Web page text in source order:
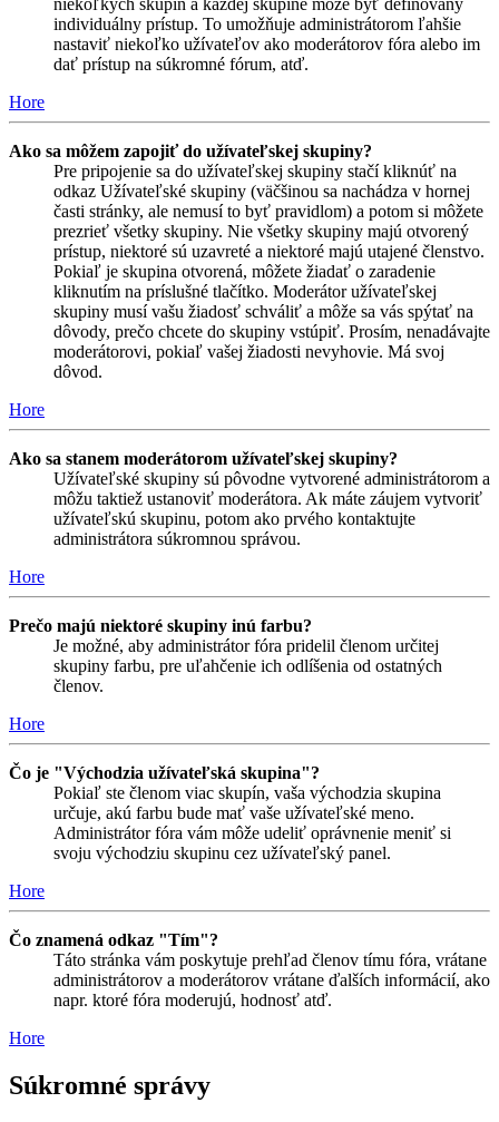
niekoľkých skupín a každej skupine môže byť definovaný
individuálny prístup. To umožňuje administrátorom ľahšie
nastaviť niekoľko užívateľov ako moderátorov fóra alebo im
dať prístup na súkromné fórum, atď.
Hore
Ako sa môžem zapojiť do užívateľskej skupiny?
Pre pripojenie sa do užívateľskej skupiny stačí kliknúť na
odkaz Užívateľské skupiny (väčšinou sa nachádza v hornej
časti stránky, ale nemusí to byť pravidlom) a potom si môžete
prezrieť všetky skupiny. Nie všetky skupiny majú otvorený
prístup, niektoré sú uzavreté a niektoré majú utajené členstvo.
Pokiaľ je skupina otvorená, môžete žiadať o zaradenie
kliknutím na príslušné tlačítko. Moderátor užívateľskej
skupiny musí vašu žiadosť schváliť a môže sa vás spýtať na
dôvody, prečo chcete do skupiny vstúpiť. Prosím, nenadávajte
moderátorovi, pokiaľ vašej žiadosti nevyhovie. Má svoj
dôvod.
Hore
Ako sa stanem moderátorom užívateľskej skupiny?
Užívateľské skupiny sú pôvodne vytvorené administrátorom a
môžu taktiež ustanoviť moderátora. Ak máte záujem vytvoriť
užívateľskú skupinu, potom ako prvého kontaktujte
administrátora súkromnou správou.
Hore
Prečo majú niektoré skupiny inú farbu?
Je možné, aby administrátor fóra pridelil členom určitej
skupiny farbu, pre uľahčenie ich odlíšenia od ostatných
členov.
Hore
Čo je "Východzia užívateľská skupina"?
Pokiaľ ste členom viac skupín, vaša východzia skupina
určuje, akú farbu bude mať vaše užívateľské meno.
Administrátor fóra vám môže udeliť oprávnenie meniť si
svoju východziu skupinu cez užívateľský panel.
Hore
Čo znamená odkaz "Tím"?
Táto stránka vám poskytuje prehľad členov tímu fóra, vrátane
administrátorov a moderátorov vrátane ďalších informácií, ako
napr. ktoré fóra moderujú, hodnosť atď.
Hore
Súkromné správy